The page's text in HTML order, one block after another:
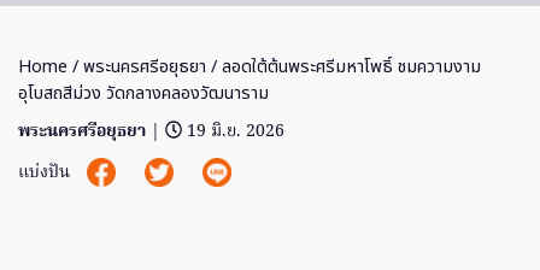
Home /พระนครศรีอยุธยา / ลอดใต้ต้นพระศรีมหาโพธิ์ ชมความงาม
อุโบสถสีม่วง วัดกลางคลองวัฒนาราม
พระนครศรีอยุธยา |
19 มิ.ย. 2026
แบ่งปัน